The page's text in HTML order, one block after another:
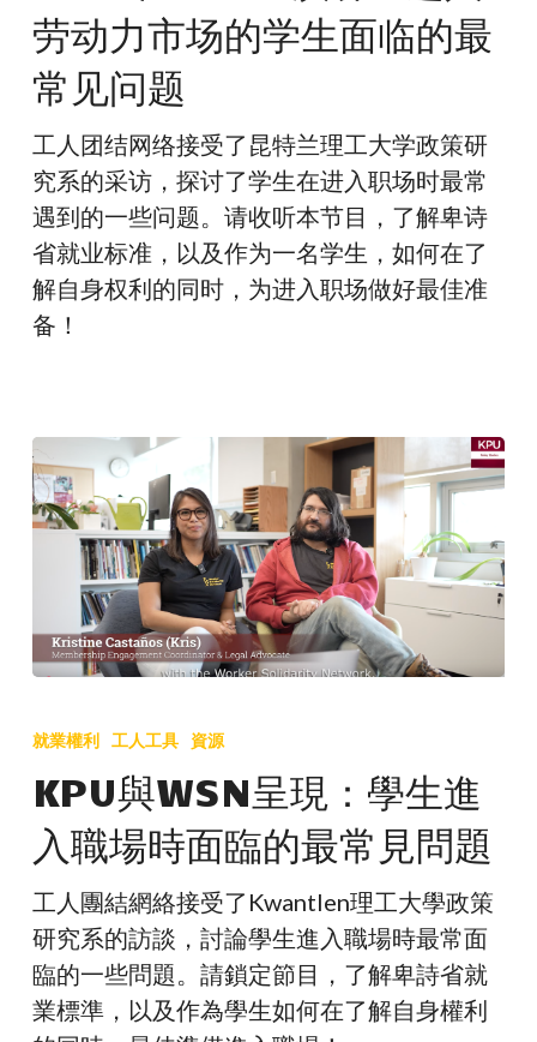
讲：
进
入
劳
动
力
市
场
的
临
的
最
问
题
劳动力市场的学生面临的最
常见问题
工人团结网络接受了昆特兰理工大学政策研
究系的采访，探讨了学生在进入职场时最常
遇到的一些问题。请收听本节目，了解卑诗
省就业标准，以及作为一名学生，如何在了
解自身权利的同时，为进入职场做好最佳准
备！
與
呈
現：
學
生
進
入
職
就業權利 工人工具 資源
KPU與WSN呈現：學生進
入職場時面臨的最常見問題
工人團結網絡接受了Kwantlen理工大學政策
研究系的訪談，討論學生進入職場時最常面
臨的一些問題。請鎖定節目，了解卑詩省就
業標準，以及作為學生如何在了解自身權利